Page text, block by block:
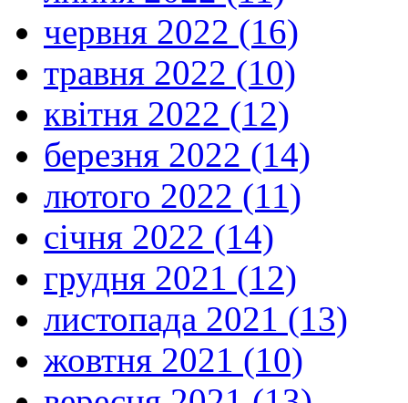
червня 2022 (16)
травня 2022 (10)
квітня 2022 (12)
березня 2022 (14)
лютого 2022 (11)
січня 2022 (14)
грудня 2021 (12)
листопада 2021 (13)
жовтня 2021 (10)